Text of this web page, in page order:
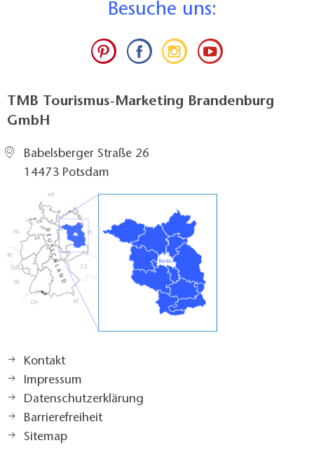
Besuche uns:
TMB Tourismus-Marketing Brandenburg
GmbH
Babelsberger Straße 26
14473 Potsdam
Kontakt
Impressum
Datenschutzerklärung
Barrierefreiheit
Sitemap